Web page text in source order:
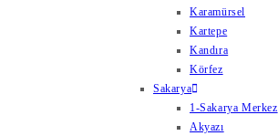
Karamürsel
Kartepe
Kandıra
Körfez
Sakarya
1-Sakarya Merkez
Akyazı